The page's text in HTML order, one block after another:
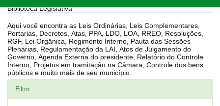
Biblioteca Legislativa
Aqui você encontra as Leis Ordinárias, Leis Complementares,
Portarias, Decretos, Atas, PPA, LDO, LOA, RREO, Resoluções,
RGF, Lei Orgânica, Regimento Interno, Pauta das Sessões
Plenárias, Regulamentação da LAI, Atos de Julgamento do
Governo, Agenda Externa do presidente, Relatório do Controle
Interno, Projetos em tramitação na Câmara, Controle dos bens
públicos e muito mais de seu município.
Filtro